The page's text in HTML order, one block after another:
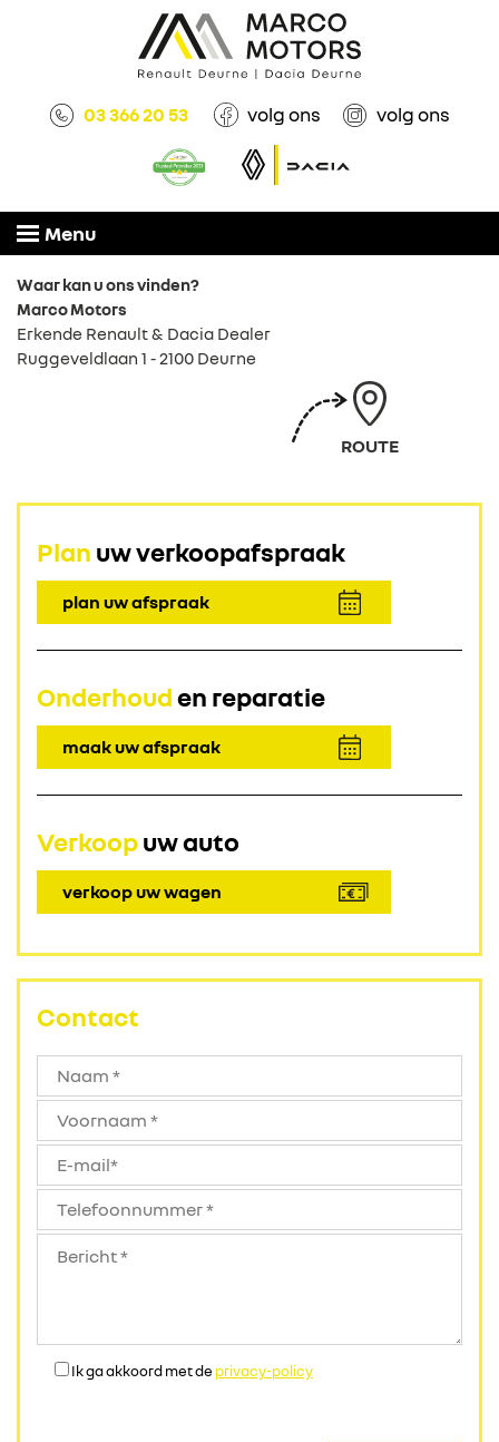
03 366 20 53 volg ons volg ons
Menu
Waar kan u ons vinden?
Marco Motors
Erkende Renault & Dacia Dealer
Ruggeveldlaan 1 - 2100 Deurne
ROUTE
Plan uw verkoopafspraak
plan uw afspraak
Onderhouden reparatie
maak uw afspraak
Verkoopuw auto
verkoop uw wagen
Contact
Ik ga akkoord met de privacy-policy